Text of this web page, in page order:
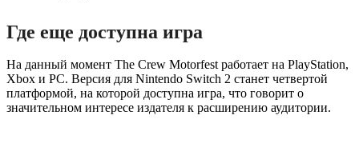
Где еще доступна игра
На данный момент The Crew Motorfest работает на PlayStation,
Xbox и PC. Версия для Nintendo Switch 2 станет четвертой
платформой, на которой доступна игра, что говорит о
значительном интересе издателя к расширению аудитории.